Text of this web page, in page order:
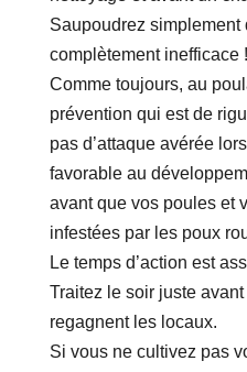
Saupoudrez
complètement inefficace !
Comme toujours, au
prévention qui est de
pas d’attaque avérée
favorable au
avant que vos poules et
infestées par les poux
Le temps d’action est
Traitez le soir juste
regagnent les locaux.
Si vous ne cultivez pas